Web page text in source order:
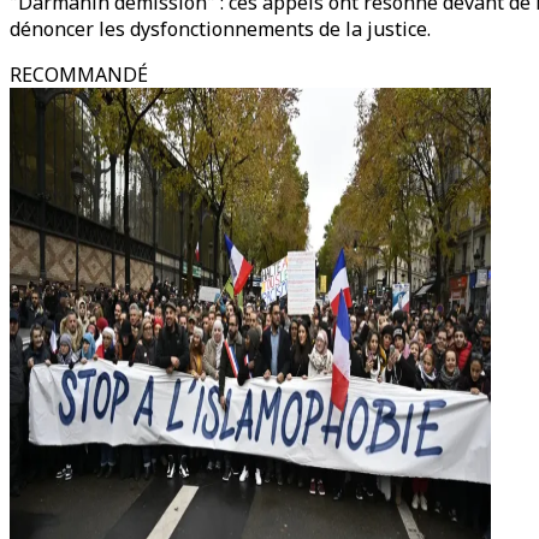
dénoncer les dysfonctionnements de la justice.
RECOMMANDÉ